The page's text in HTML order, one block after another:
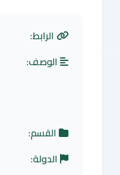
الرابط:
الوصف:
القسم:
الدولة: